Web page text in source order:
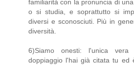
familiarità con la pronuncia di
o si studia, e soprattutto si
diversi e sconosciuti. Più in
diversità.
6)Siamo onesti: l'unica
doppiaggio l'hai già citata tu ed